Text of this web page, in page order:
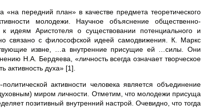
«на передний план» в качестве предмета теоретического
молодежи. Научное объяснение общественно-
идеям Аристотеля о существовании потенциального и
связано с философской идеей самодвижения. К. Маркс
извне, …а внутренние присущие ей …силы. Они
Н.А. Бердяева, «личность всегда означает творческое
активность духа» [1].
активности человека является объединение
миром личности. Отметим, что молодежи присуща
позитивный внутренний настрой. Очевидно, что тогда